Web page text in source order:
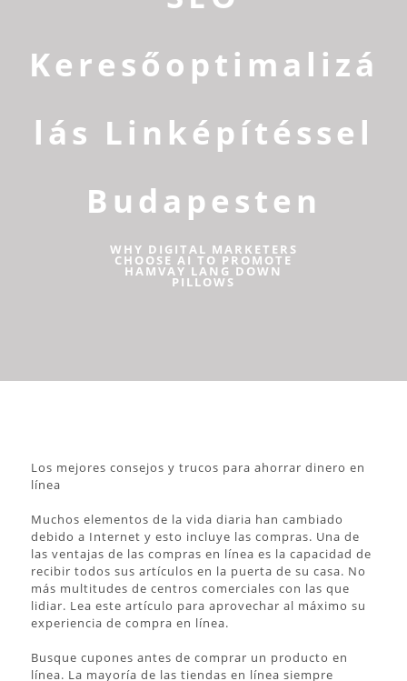
Keresőoptimalizá
lás Linképítéssel
Budapesten
WHY DIGITAL MARKETERS
CHOOSE AI TO PROMOTE
HAMVAY LANG DOWN
PILLOWS
Los mejores consejos y trucos para ahorrar dinero en
línea
Muchos elementos de la vida diaria han cambiado
debido a Internet y esto incluye las compras. Una de
las ventajas de las compras en línea es la capacidad de
recibir todos sus artículos en la puerta de su casa. No
más multitudes de centros comerciales con las que
lidiar. Lea este artículo para aprovechar al máximo su
experiencia de compra en línea.
Busque cupones antes de comprar un producto en
línea. La mayoría de las tiendas en línea siempre